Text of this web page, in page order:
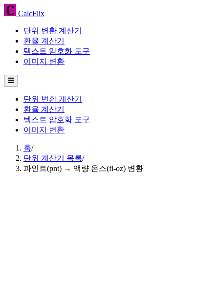
CalcFlix
단위 변환 계산기
환율 계산기
텍스트 암호화 도구
이미지 변환
☰
단위 변환 계산기
환율 계산기
텍스트 암호화 도구
이미지 변환
홈/
단위 계산기 목록/
파인트(pnt) → 액량 온스(fl-oz) 변환